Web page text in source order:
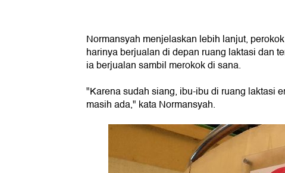
Normansyah menjelaskan lebih lanjut,
harinya berjualan di depan ruang laktasi dan
ia berjualan sambil merokok di sana.
"Karena sudah siang, ibu-ibu di ruang laktasi
masih ada," kata Normansyah.